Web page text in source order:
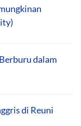
dalam
di Reuni